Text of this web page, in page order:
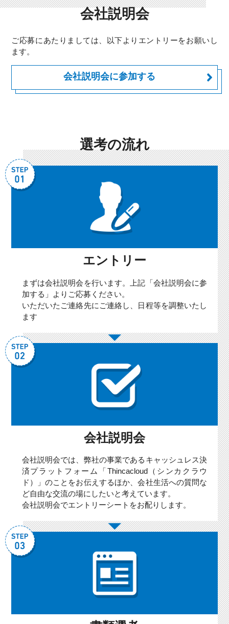
会社説明会
ご応募にあたりましては、以下よりエントリーをお願いし
ます。
会社説明会に参加する
選考の流れ
エントリー
まずは会社説明会を行います。上記「会社説明会に参
加する」よりご応募ください。
いただいたご連絡先にご連絡し、日程等を調整いたし
ます
会社説明会
会社説明会では、弊社の事業であるキャッシュレス決
済プラットフォーム「Thincacloud（シンカクラウ
ド）」のことをお伝えするほか、会社生活への質問な
ど自由な交流の場にしたいと考えています。
会社説明会でエントリーシートをお配りします。